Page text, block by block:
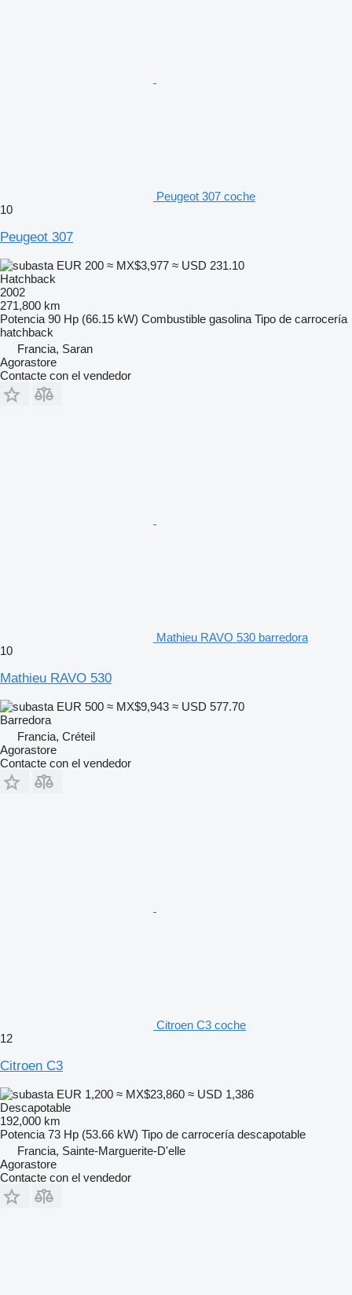
Peugeot 307 coche
10
Peugeot 307
EUR 200 ≈ MX$3,977 ≈ USD 231.10
Hatchback
2002
271,800 km
Potencia 90 Hp (66.15 kW) Combustible gasolina Tipo de carrocería
hatchback
Francia, Saran
Agorastore
Contacte con el vendedor
Mathieu RAVO 530 barredora
10
Mathieu RAVO 530
EUR 500 ≈ MX$9,943 ≈ USD 577.70
Barredora
Francia, Créteil
Agorastore
Contacte con el vendedor
Citroen C3 coche
12
Citroen C3
EUR 1,200 ≈ MX$23,860 ≈ USD 1,386
Descapotable
192,000 km
Potencia 73 Hp (53.66 kW) Tipo de carrocería descapotable
Francia, Sainte-Marguerite-D'elle
Agorastore
Contacte con el vendedor